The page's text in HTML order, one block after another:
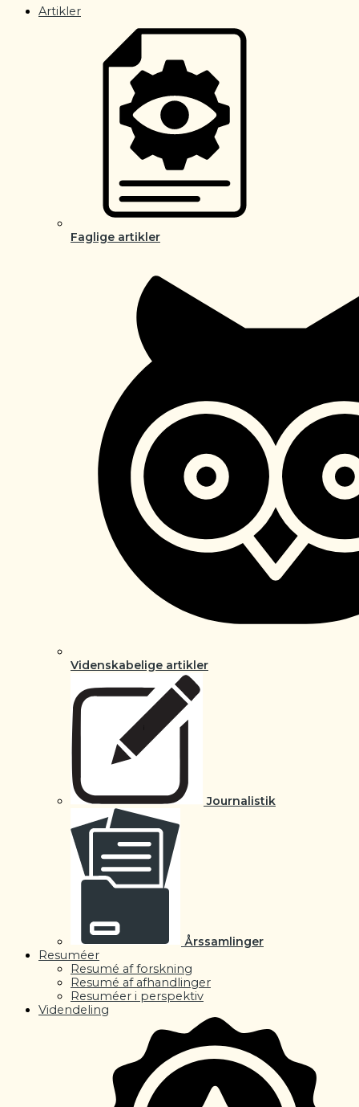
Artikler
Faglige artikler
Videnskabelige artikler
Journalistik
Årssamlinger
Resuméer
Resumé af forskning
Resumé af afhandlinger
Resuméer i perspektiv
Videndeling